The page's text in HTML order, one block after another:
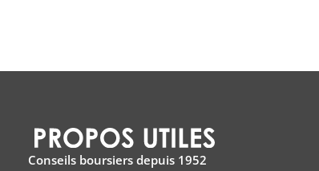
Conseils boursiers depuis 1952